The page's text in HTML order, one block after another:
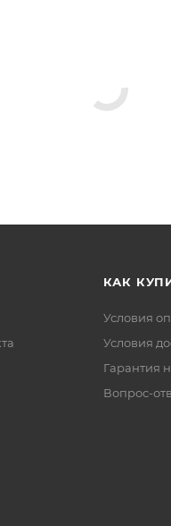
КАК
Условия
Условия
Гарантия
Вопрос-